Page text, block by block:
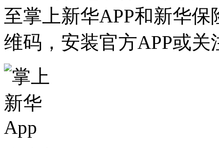
至掌上新华APP和新华
维码，安装官方APP或